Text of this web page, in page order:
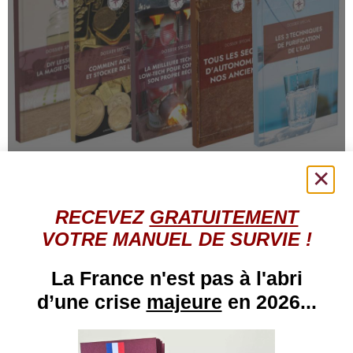
Cliquer ici pour lire la description
Découvre tous nos dossiers
gratuits ici
Nos publications
incontournables
✕
RECEVEZ GRATUITEMENT
VOTRE MANUEL DE SURVIE !
La France n'est pas à l'abri
d’une crise majeure en 2026...